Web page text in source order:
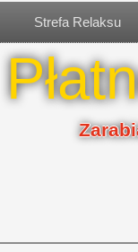
Strefa Relaksu